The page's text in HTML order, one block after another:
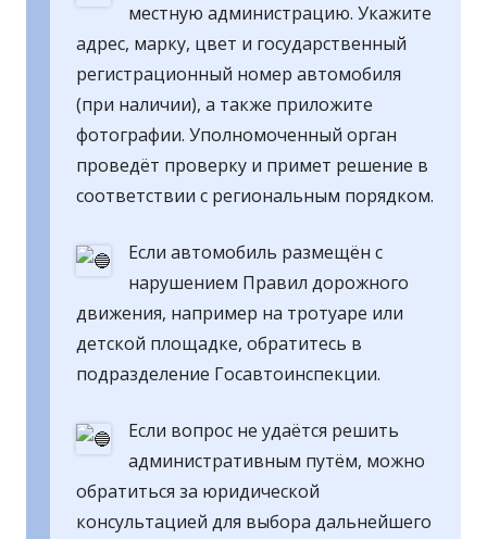
местную администрацию. Укажите
адрес, марку, цвет и государственный
регистрационный номер автомобиля
(при наличии), а также приложите
фотографии. Уполномоченный орган
проведёт проверку и примет решение в
соответствии с региональным порядком.
Если автомобиль размещён с
нарушением Правил дорожного
движения, например на тротуаре или
детской площадке, обратитесь в
подразделение Госавтоинспекции.
Если вопрос не удаётся решить
административным путём, можно
обратиться за юридической
консультацией для выбора дальнейшего